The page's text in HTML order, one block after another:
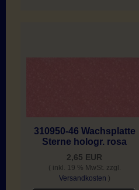
310950-46 Wachsplatte
Sterne hologr. rosa
2,65 EUR
( inkl. 19 % MwSt. zzgl.
Versandkosten )